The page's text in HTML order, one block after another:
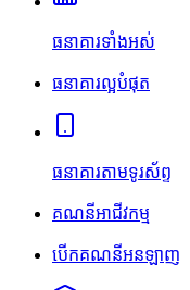
ធនាគារទាំងអស់
ធនាគារល្អបំផុត
ធនាគារតាមទូរស័ព្ទ
គណនីអាជីវកម្ម
បើកគណនីអនឡាញ